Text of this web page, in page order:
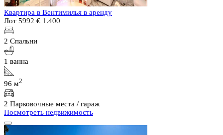
Квартира в Вентимилья в аренду
Лот 5992 € 1.400
2 Спальни
1 ванна
96 м2
2 Парковочные места / гараж
Посмотреть недвижимость